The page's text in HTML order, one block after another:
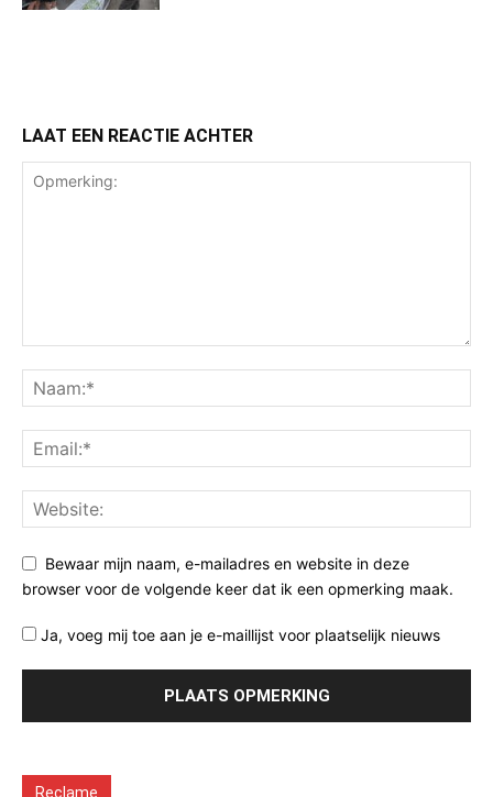
LAAT EEN REACTIE ACHTER
Bewaar mijn naam, e-mailadres en website in deze
browser voor de volgende keer dat ik een opmerking maak.
Ja, voeg mij toe aan je e-maillijst voor plaatselijk nieuws
Reclame